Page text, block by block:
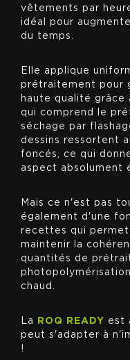
vêtements par
idéal pour
du temps.
Elle applique
prétraitement pour
haute qualité grâce
qui comprend le
séchage par
dessins ressortent
foncés, ce qui
aspect absolument
Mais ce n'est pas
également d'une
recettes qui
maintenir la
quantités de
chaud.
La ROQ READY est
peut s'adapter à
!